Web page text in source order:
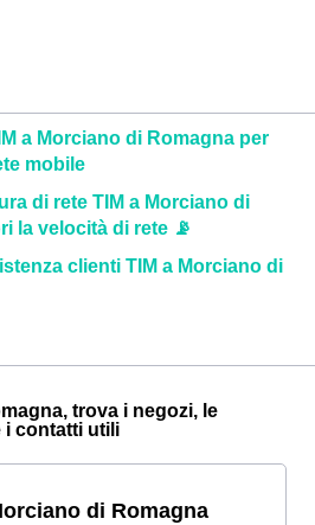
a Morciano di Romagna per
mobile
di rete TIM a Morciano di
la velocità di rete 📡
clienti TIM a Morciano di
trova i negozi, le
i contatti utili
di Romagna